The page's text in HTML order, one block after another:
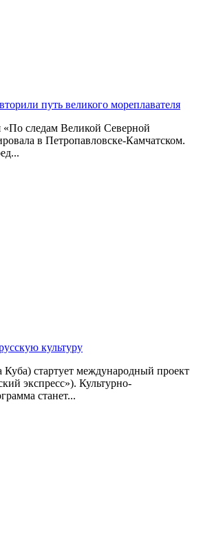
путь великого мореплавателя
«По следам Великой Северной
в Петропавловске-Камчатском.
культуру
Куба) стартует международный проект
экспресс»). Культурно-
станет...